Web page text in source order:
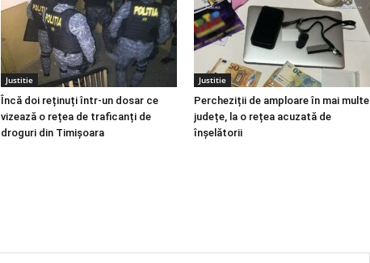
Justitie
Încă doi reținuți într-un dosar ce
vizează o rețea de traficanți de
droguri din Timișoara
Justitie
Percheziții de amploare în mai multe
județe, la o rețea acuzată de
înșelătorii